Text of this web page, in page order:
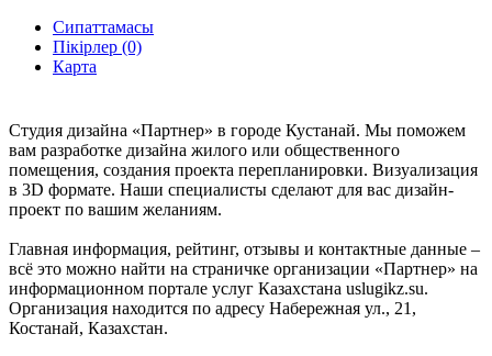
Сипаттамасы
Пікірлер (0)
Карта
Студия дизайна «Партнер» в городе Кустанай. Мы поможем
вам разработке дизайна жилого или общественного
помещения, создания проекта перепланировки. Визуализация
в 3D формате. Наши специалисты сделают для вас дизайн-
проект по вашим желаниям.
Главная информация, рейтинг, отзывы и контактные данные –
всё это можно найти на страничке организации «Партнер» на
информационном портале услуг Казахстана uslugikz.su.
Организация находится по адресу Набережная ул., 21,
Костанай, Казахстан.